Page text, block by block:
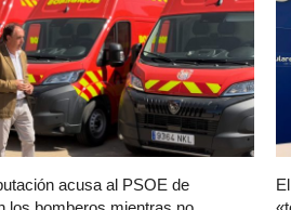
acusa al PSOE de